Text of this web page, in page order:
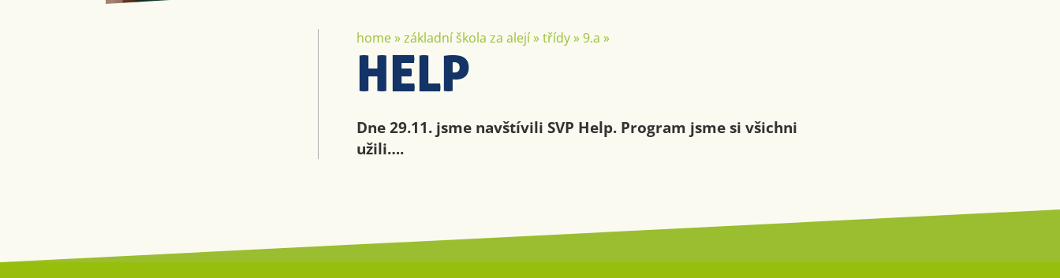
home»základní škola za alejí»třídy»9.a »
HELP
Dne 29.11. jsme navštívili SVP Help. Program jsme si všichni
užili….